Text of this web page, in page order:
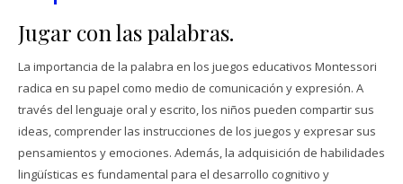
Jugar con las palabras.
La importancia de la palabra en los juegos educativos Montessori
radica en su papel como medio de comunicación y expresión. A
través del lenguaje oral y escrito, los niños pueden compartir sus
ideas, comprender las instrucciones de los juegos y expresar sus
pensamientos y emociones. Además, la adquisición de habilidades
lingüísticas es fundamental para el desarrollo cognitivo y